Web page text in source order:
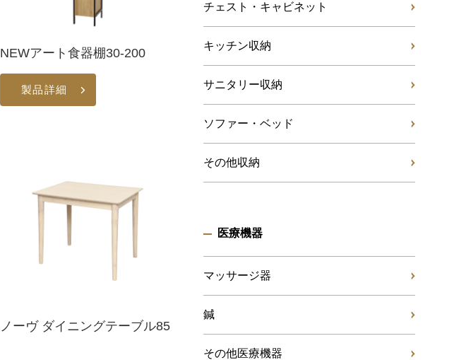
NEWアート食器棚30-200
製品詳細
ノーヴ ダイニングテーブル85
チェスト・キャビネット
キッチン収納
サニタリー収納
ソファー・ベッド
その他収納
医療機器
マッサージ器
鍼
その他医療機器